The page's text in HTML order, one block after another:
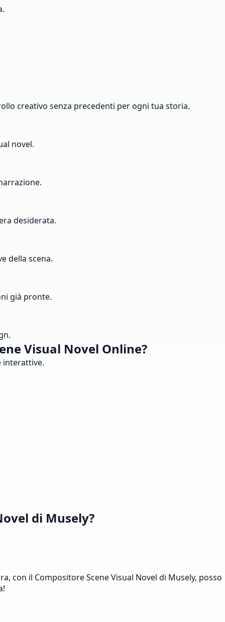
creativo senza precedenti per ogni tua storia.
novel.
desiderata.
della scena.
già pronte.
Visual Novel Online?
interattive.
di Musely?
con il Compositore Scene Visual Novel di Musely, posso